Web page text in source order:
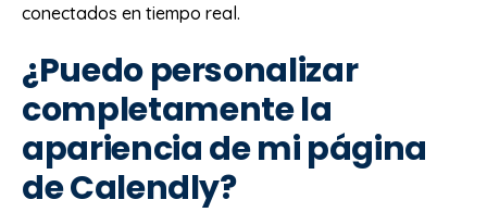
conectados en tiempo real.
¿Puedo personalizar
completamente la
apariencia de mi página
de Calendly?